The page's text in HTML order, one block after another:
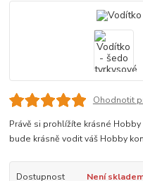
Ohodnotit
Právě si prohlížíte krásné
bude krásně vodit váš Hobby
Dostupnost Není